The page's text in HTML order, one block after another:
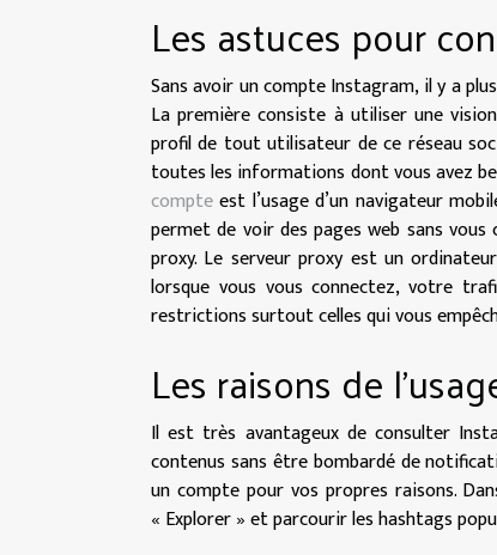
Les astuces pour
Sans avoir un compte Instagram, il y a
La première consiste à utiliser une
profil de tout utilisateur de ce réseau
toutes les informations dont vous avez
compteest l’usage d’un navigateur
permet de voir des pages web sans
proxy. Le serveur proxy est un
lorsque vous vous connectez, votre
restrictions surtout celles qui vous
Les raisons de
Il est très avantageux de consulter
contenus sans être bombardé de
un compte pour vos propres raisons.
« Explorer » et parcourir les hashtags